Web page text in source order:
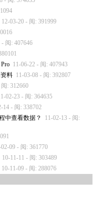
12-03-20 - 阅: 391999
- 阅: 407646
11-06-22 - 阅: 407943
料 11-03-08 - 阅: 392807
: 312660
02-23 - 阅: 364635
14 - 阅: 338702
中查看数据？
11-02-13 - 阅:
02-09 - 阅: 361770
10-11-11 - 阅: 303489
10-11-09 - 阅: 288076